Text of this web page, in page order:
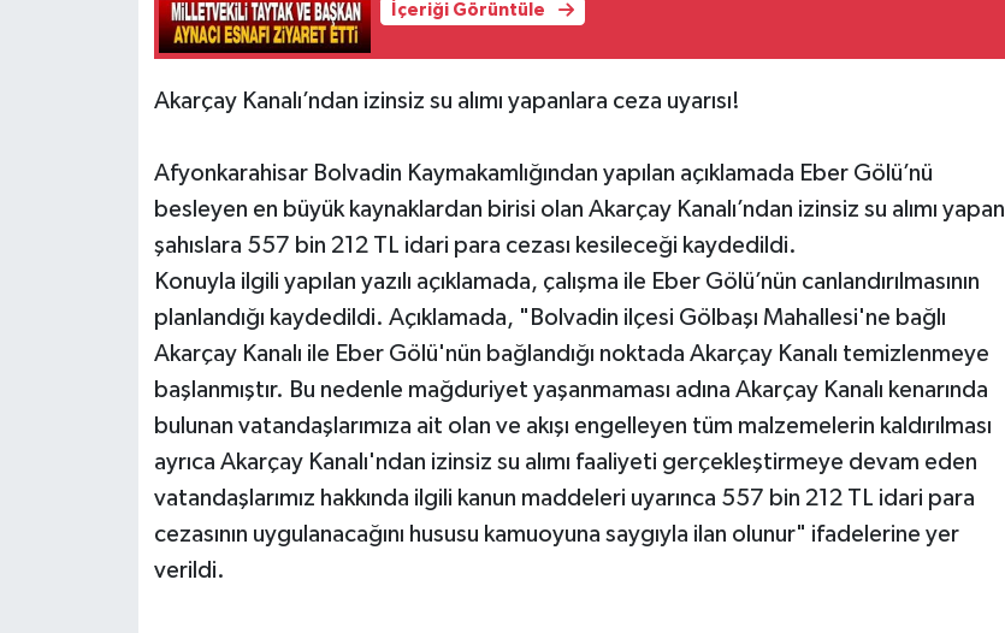
İçeriği Görüntüle
Akarçay Kanalı’ndan izinsiz su alımı yapanlara ceza uyarısı!
Afyonkarahisar Bolvadin Kaymakamlığından yapılan açıklamada Eber Gölü’nü
besleyen en büyük kaynaklardan birisi olan Akarçay Kanalı’ndan izinsiz su alımı yapan
şahıslara 557 bin 212 TL idari para cezası kesileceği kaydedildi.
Konuyla ilgili yapılan yazılı açıklamada, çalışma ile Eber Gölü’nün canlandırılmasının
planlandığı kaydedildi. Açıklamada, "Bolvadin ilçesi Gölbaşı Mahallesi'ne bağlı
Akarçay Kanalı ile Eber Gölü'nün bağlandığı noktada Akarçay Kanalı temizlenmeye
başlanmıştır. Bu nedenle mağduriyet yaşanmaması adına Akarçay Kanalı kenarında
bulunan vatandaşlarımıza ait olan ve akışı engelleyen tüm malzemelerin kaldırılması
ayrıca Akarçay Kanalı'ndan izinsiz su alımı faaliyeti gerçekleştirmeye devam eden
vatandaşlarımız hakkında ilgili kanun maddeleri uyarınca 557 bin 212 TL idari para
cezasının uygulanacağını hususu kamuoyuna saygıyla ilan olunur" ifadelerine yer
verildi.